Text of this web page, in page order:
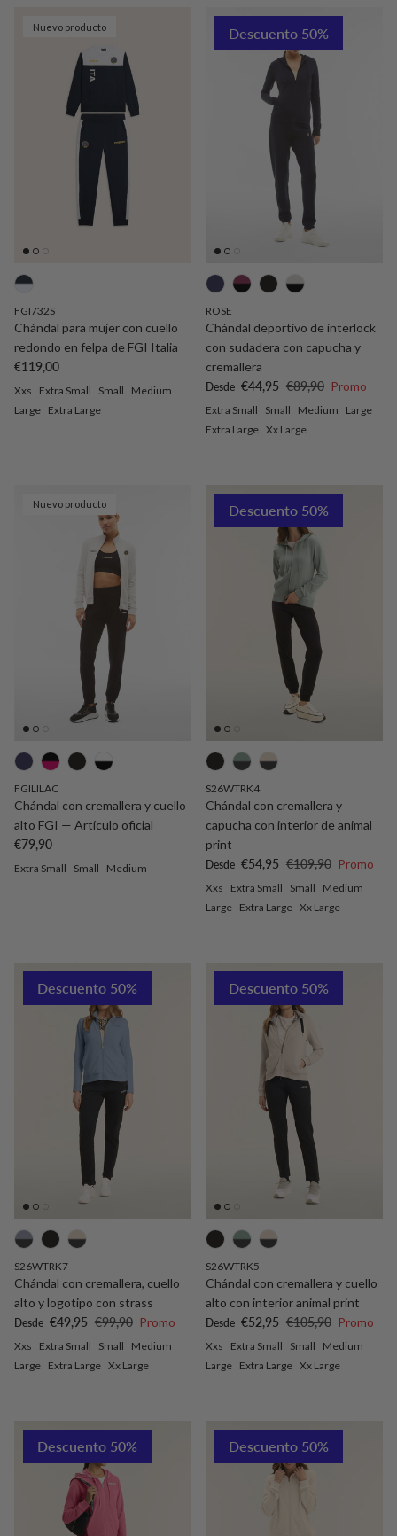
Nuevo producto
FGI732S
Chándal para mujer con cuello
redondo en felpa de FGI Italia
Precio normal
€119,00
Xxs Extra Small Small
Medium
Large Extra Large
Descuento 50%
ROSE
Chándal deportivo de interlock
con sudadera con capucha y
cremallera
Precio de venta
Desde €44,95 Precio normal
€89,90 Promo
Extra Small Small Medium
Large
Extra Large Xx Large
Nuevo producto
FGILILAC
Chándal con cremallera y cuello
alto FGI — Artículo oficial
Precio normal
€79,90
Extra Small Small Medium
Descuento 50%
S26WTRK4
Chándal con cremallera y
capucha con interior de animal
print
Precio de venta
Desde €54,95 Precio normal
€109,90 Promo
Xxs Extra Small Small
Medium
Large Extra Large Xx Large
Descuento 50%
S26WTRK7
Chándal con cremallera, cuello
alto y logotipo con strass
Precio de venta
Desde €49,95 Precio normal
€99,90 Promo
Xxs Extra Small Small
Medium
Large Extra Large Xx Large
Descuento 50%
S26WTRK5
Chándal con cremallera y cuello
alto con interior animal print
Precio de venta
Desde €52,95 Precio normal
€105,90 Promo
Xxs Extra Small Small
Medium
Large Extra Large Xx Large
Descuento 50% Descuento 50%